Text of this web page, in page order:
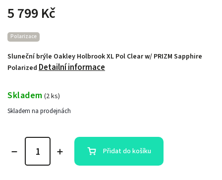
5 799 Kč
Sluneční brýle Oakley Holbrook XL Pol Clear w/ PRIZM Sapphire
Polarized Detailní informace
Polarizace
Skladem (2 ks)
Skladem na prodejnách
Přidat do košíku